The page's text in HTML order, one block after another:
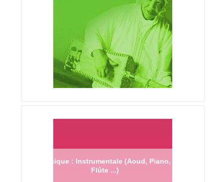
Musique : Instrumentale (Aoud, Piano,
Flûte ...)